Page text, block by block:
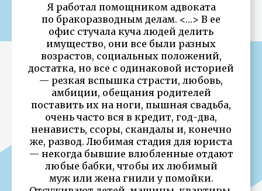
Я работал помощником адвоката
по бракоразводным делам. <…> В ее
офис стучала куча людей делить
имущество, они все были разных
возрастов, социальных положений,
достатка, но все с одинаковой историей
— резкая вспышка страсти, любовь,
амбиции, обещания родителей
поставить их на ноги, пышная свадьба,
очень часто вся в кредит, год-два,
ненависть, ссоры, скандалы и, конечно
же, развод. Любимая стадия для юриста
— некогда бывшие влюбленные отдают
любые бабки, чтобы их любимый
муж или жена гнили у помойки.